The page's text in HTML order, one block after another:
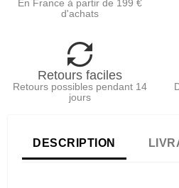
En France à partir de 199 €
d'achats
Retours faciles
Retours possibles pendant 14
jours
DESCRIPTION